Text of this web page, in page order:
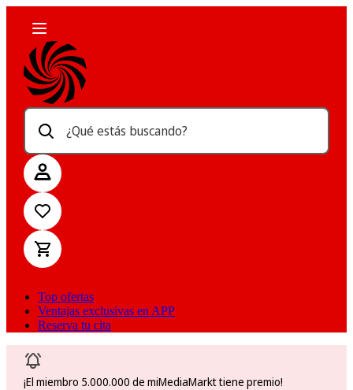
¿Qué estás buscando?
Top ofertas
Ventajas exclusivas en APP
Reserva tu cita
¡El miembro 5.000.000 de miMediaMarkt tiene premio!